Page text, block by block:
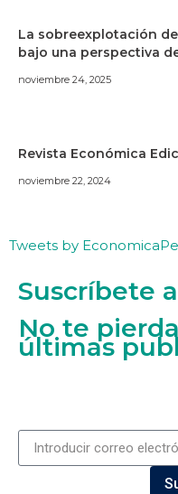
La sobreexplotación
bajo una perspectiva
noviembre 24, 2025
Revista Económica
noviembre 22, 2024
Tweets by
Suscríbete
No te
últimas